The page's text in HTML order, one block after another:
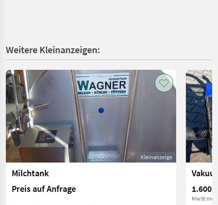
Weitere Kleinanzeigen:
Kleinanzeige
Milchtank
Preis auf Anfrage
1.600 €
MwSt